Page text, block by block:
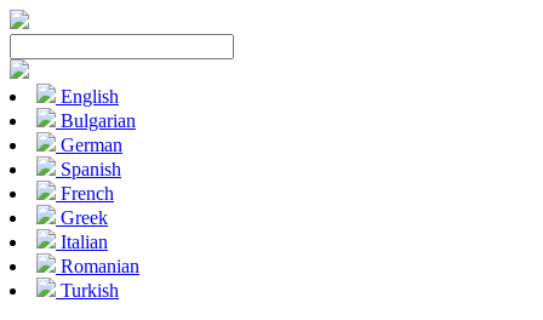
English
Bulgarian
German
Spanish
French
Greek
Italian
Romanian
Turkish